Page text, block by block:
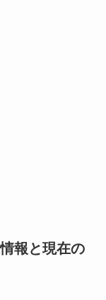
報と現在の